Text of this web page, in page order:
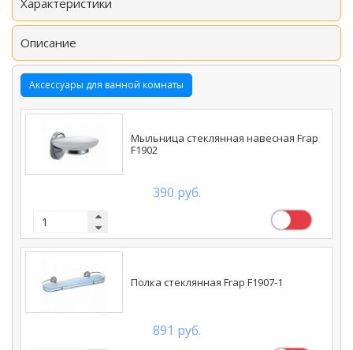
Характеристики
Описание
Аксессуары для ванной комнаты
Мыльница стеклянная навесная Frap
F1902
390 руб.
Полка стеклянная Frap F1907-1
891 руб.